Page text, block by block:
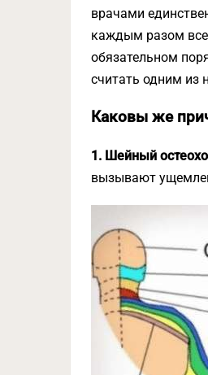
врачами
каждым разом
обязательном
считать одним из
Каковы же
1. Шейный
вызывают